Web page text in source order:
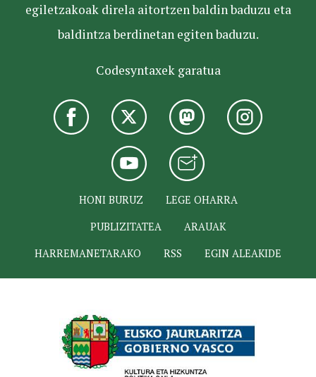
egiletzakoak direla aitortzen baldin baduzu eta
baldintza berdinetan egiten baduzu.
Codesyntaxek garatua
HONI BURUZ
LEGE OHARRA
PUBLIZITATEA
ARAUAK
HARREMANETARAKO
RSS EGIN ALEAKIDE